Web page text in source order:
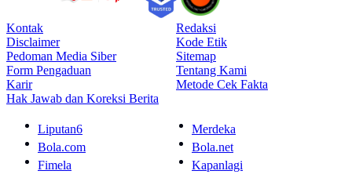
Kontak
Redaksi
Disclaimer
Kode Etik
Pedoman Media Siber
Sitemap
Form Pengaduan
Tentang Kami
Karir
Metode Cek Fakta
Hak Jawab dan Koreksi Berita
Liputan6
Merdeka
Bola.com
Bola.net
Fimela
Kapanlagi